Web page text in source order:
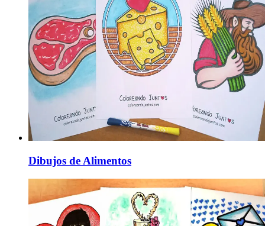
Dibujos de Alimentos